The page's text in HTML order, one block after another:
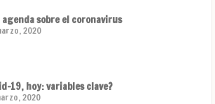
agenda sobre el coronavirus
2020
19, hoy: variables clave?
2020